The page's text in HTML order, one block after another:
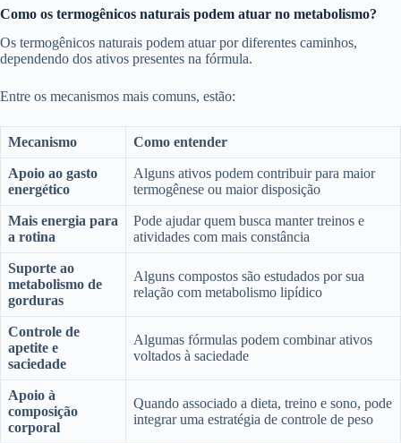
Como os termogênicos naturais podem atuar no metabolismo?
Os termogênicos naturais podem atuar por diferentes caminhos,
dependendo dos ativos presentes na fórmula.
Entre os mecanismos mais comuns, estão:
Mecanismo Como entender
Apoio ao gasto
energético
Alguns ativos podem contribuir para maior
termogênese ou maior disposição
Mais energia para
a rotina
Pode ajudar quem busca manter treinos e
atividades com mais constância
Suporte ao
metabolismo de
gorduras
Alguns compostos são estudados por sua
relação com metabolismo lipídico
Controle de
apetite e
saciedade
Algumas fórmulas podem combinar ativos
voltados à saciedade
Apoio à
composição
corporal
Quando associado a dieta, treino e sono, pode
integrar uma estratégia de controle de peso